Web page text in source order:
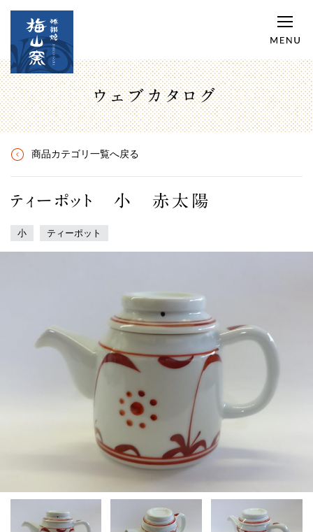
ウェブカタログ
商品カテゴリ一覧へ戻る
ティーポット 小 赤太陽
小 ティーポット